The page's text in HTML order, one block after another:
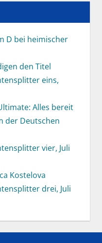
D bei heimischer
den Titel
eins,
Alles bereit
der Deutschen
vier, Juli
Kostelova
drei, Juli